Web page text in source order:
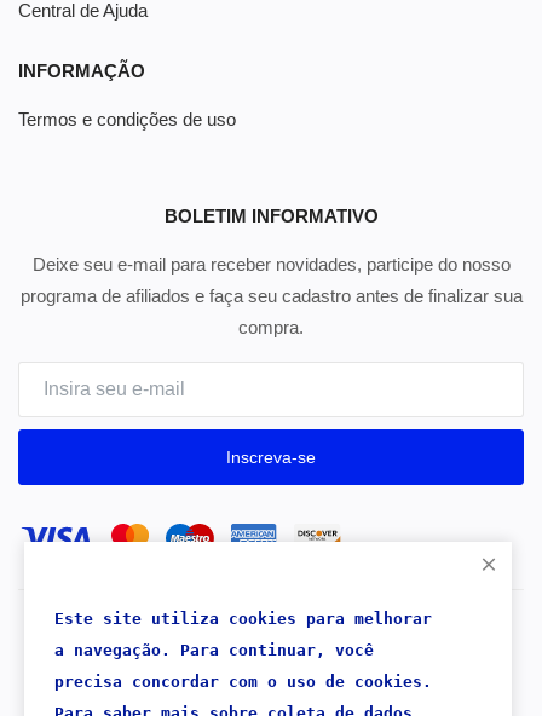
Central de Ajuda
INFORMAÇÃO
Termos e condições de uso
BOLETIM INFORMATIVO
Deixe seu e-mail para receber novidades, participe do nosso
programa de afiliados e faça seu cadastro antes de finalizar sua
compra.
Inscreva-se
Copyright 2026® Mercado Rentável - Todos os direitos
Este site utiliza cookies para melhorar
a navegação. Para continuar, você
precisa concordar com o uso de cookies.